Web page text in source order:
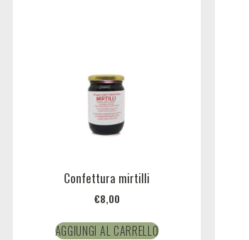
Confettura mirtilli
€8,00
AGGIUNGI AL CARRELLO